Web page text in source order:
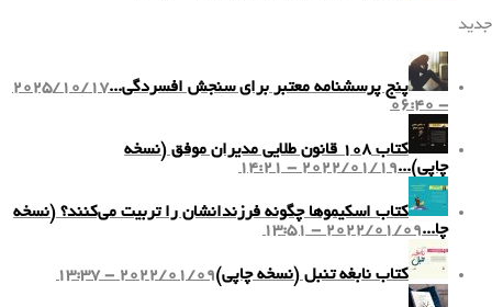
جدید
پنج پرسشنامه معتبر برای سنجش افسردگی...2025/10/17
- 06:40
کتاب ۱۰۸ قانون طلایی مدیران موفق (نسخه
چاپی)...2022/01/19 - 14:21
کتاب اسکیموها چگونه فرزندانشان را تربیت می‌کنند؟ (نسخه
چا...2022/01/09 - 13:51
کتاب نابغه تنبل (نسخه چاپی)2022/01/09 - 13:37